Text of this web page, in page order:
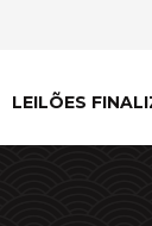
LEILÕES